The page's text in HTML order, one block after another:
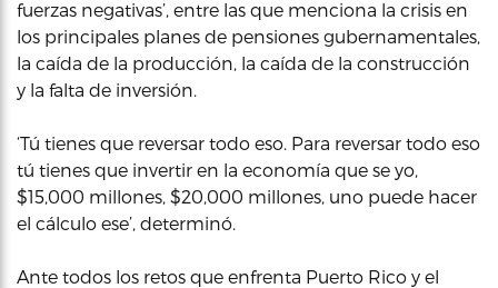
fuerzas negativas’, entre las que menciona la crisis en
los principales planes de pensiones gubernamentales,
la caída de la producción, la caída de la construcción
y la falta de inversión.
‘Tú tienes que reversar todo eso. Para reversar todo eso
tú tienes que invertir en la economía que se yo,
$15,000 millones, $20,000 millones, uno puede hacer
el cálculo ese’, determinó.
Ante todos los retos que enfrenta Puerto Rico y el